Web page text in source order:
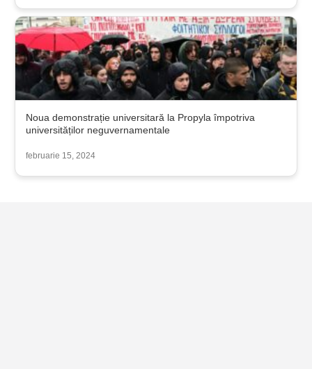
Noua demonstrație universitară la Propyla împotriva
universităților neguvernamentale
februarie 15, 2024